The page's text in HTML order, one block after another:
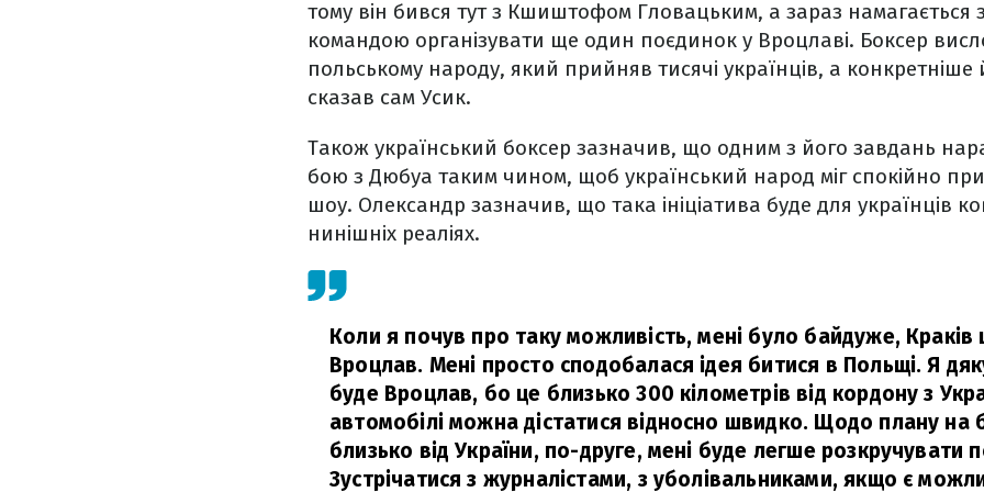
тому він бився тут з Кшиштофом Гловацьким, а зараз намагається
командою організувати ще один поєдинок у Вроцлаві. Боксер
польському народу, який прийняв тисячі українців, а конкретніше
сказав сам Усик.
Також український боксер зазначив, що одним з його завдань
бою з Дюбуа таким чином, щоб український народ міг спокійно
шоу. Олександр зазначив, що така ініціатива буде для українців
нинішніх реаліях.
Коли я почув про таку можливість, мені було байдуже,
Вроцлав. Мені просто сподобалася ідея битися в Польщі. Я
буде Вроцлав, бо це близько 300 кілометрів від кордону з
автомобілі можна дістатися відносно швидко. Щодо плану на
близько від України, по-друге, мені буде легше розкручувати
Зустрічатися з журналістами, з уболівальниками, якщо є